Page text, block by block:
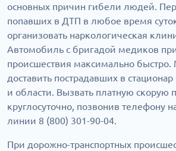
основных причин гибели людей.
попавших в ДТП в любое время
организовать наркологическая
Автомобиль с бригадой медиков
происшествия максимально
доставить пострадавших в
и области. Вызвать платную
круглосуточно, позвонив телефону
линии 8 (800) 301-90-04.
При дорожно-транспортных